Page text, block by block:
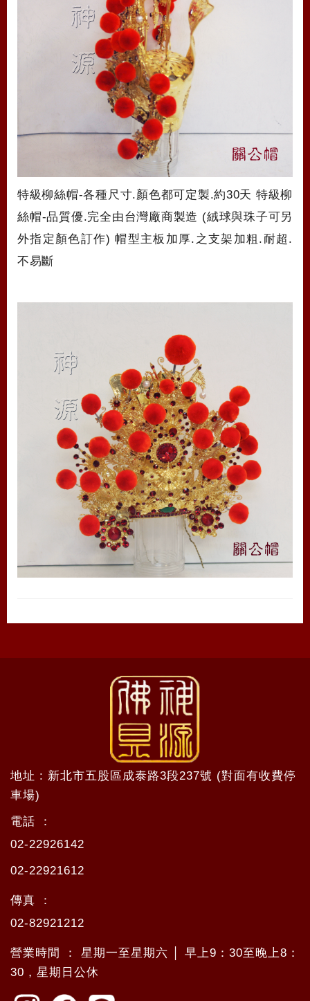
特級柳絲帽-各種尺寸.顏色都可定製.約30天 特級柳
絲帽-品質優.完全由台灣廠商製造 (絨球與珠子可另
外指定顏色訂作) 帽型主板加厚.之支架加粗.耐超.
不易斷
地址 : 新北市五股區成泰路3段237號 (對面有收費停
車場)
電話 ：
02-22926142
02-22921612
傳真 ：
02-82921212
營業時間 ： 星期一至星期六 │ 早上9：30至晚上8：
30，星期日公休